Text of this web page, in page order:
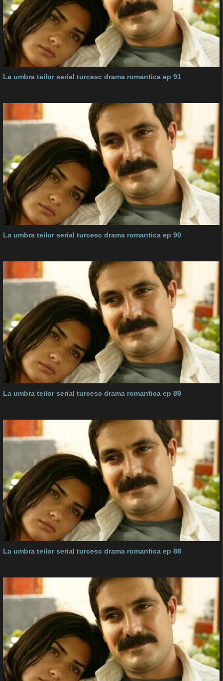
La umbra teilor serial turcesc drama romantica ep 91
La umbra teilor serial turcesc drama romantica ep 90
La umbra teilor serial turcesc drama romantica ep 89
La umbra teilor serial turcesc drama romantica ep 88